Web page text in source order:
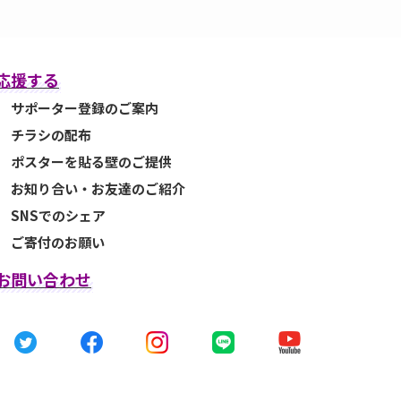
援する
サポーター登録のご案内
チラシの配布
ポスターを貼る壁のご提供
お知り合い・お友達のご紹介
SNSでのシェア
ご寄付のお願い
問い合わせ